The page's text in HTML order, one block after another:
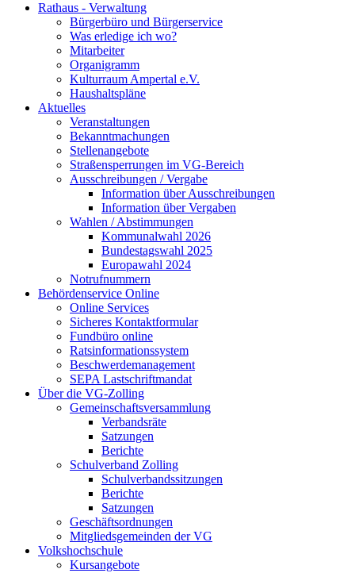
Rathaus - Verwaltung
Bürgerbüro und Bürgerservice
Was erledige ich wo?
Mitarbeiter
Organigramm
Kulturraum Ampertal e.V.
Haushaltspläne
Aktuelles
Veranstaltungen
Bekanntmachungen
Stellenangebote
Straßensperrungen im VG-Bereich
Ausschreibungen / Vergabe
Information über Ausschreibungen
Information über Vergaben
Wahlen / Abstimmungen
Kommunalwahl 2026
Bundestagswahl 2025
Europawahl 2024
Notrufnummern
Behördenservice Online
Online Services
Sicheres Kontaktformular
Fundbüro online
Ratsinformationssystem
Beschwerdemanagement
SEPA Lastschriftmandat
Über die VG-Zolling
Gemeinschaftsversammlung
Verbandsräte
Satzungen
Berichte
Schulverband Zolling
Schulverbandssitzungen
Berichte
Satzungen
Geschäftsordnungen
Mitgliedsgemeinden der VG
Volkshochschule
Kursangebote